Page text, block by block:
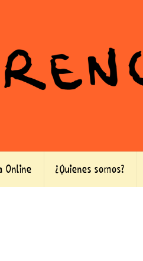
Online ¿Quienes somos?